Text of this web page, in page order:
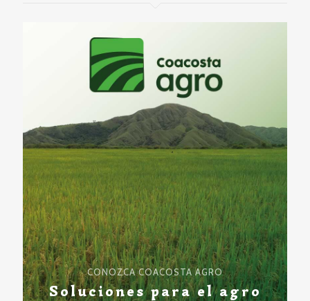
CONOZCA COACOSTA AGRO
Soluciones para el agro